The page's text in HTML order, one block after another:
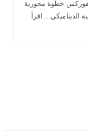
خطوة محورية
الديناميكي... اقرأ